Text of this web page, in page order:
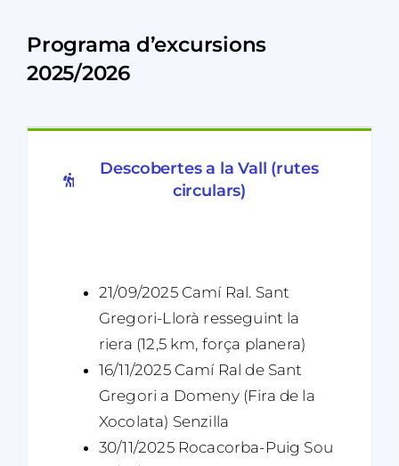
Programa d’excursions
2025/2026
Descobertes a la Vall (rutes
circulars)
21/09/2025 Camí Ral. Sant
Gregori-Llorà resseguint la
riera (12,5 km, força planera)
16/11/2025 Camí Ral de Sant
Gregori a Domeny (Fira de la
Xocolata) Senzilla
30/11/2025 Rocacorba-Puig Sou